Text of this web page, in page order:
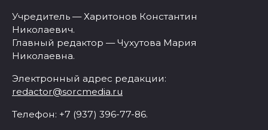
Учредитель — Харитонов Константин
Николаевич.
Главный редактор — Чухутова Мария
Николаевна.
Электронный адрес редакции:
redactor@sorcmedia.ru
Телефон: +7 (937) 396-77-86.